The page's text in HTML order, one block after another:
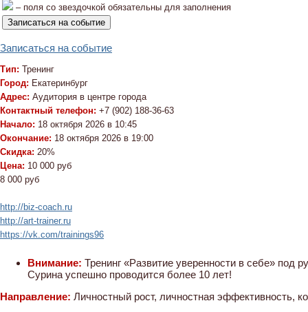
– поля со звездочкой обязательны для заполнения
Записаться на событие
Тип: Тренинг
Город: Екатеринбург
Адрес: Аудитория в центре города
Контактный телефон: +7 (902) 188-36-63
Начало: 18 октября 2026 в 10:45
Окончание: 18 октября 2026 в 19:00
Скидка: 20%
Цена: 10 000 руб
8 000 руб
http://biz-coach.ru
http://art-trainer.ru
https://vk.com/trainings96
Внимание: Тренинг «Развитие уверенности в себе» под
Сурина успешно проводится более 10 лет!
Направление: Личностный рост, личностная эффективность,